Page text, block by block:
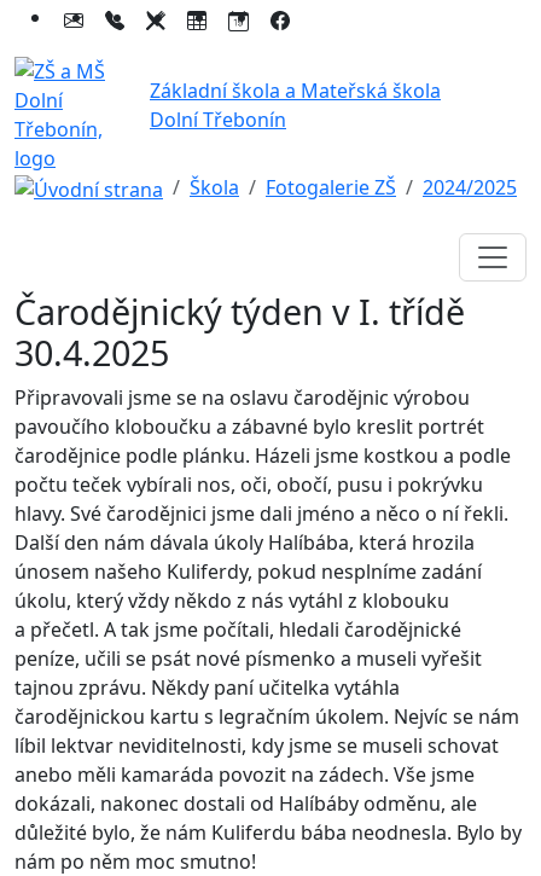
Základní škola a Mateřská škola
Dolní Třebonín
Škola Fotogalerie ZŠ 2024/2025
Čarodějnický týden v I. třídě
30.4.2025
Připravovali jsme se na oslavu čarodějnic výrobou
pavoučího kloboučku a zábavné bylo kreslit portrét
čarodějnice podle plánku. Házeli jsme kostkou a podle
počtu teček vybírali nos, oči, obočí, pusu i pokrývku
hlavy. Své čarodějnici jsme dali jméno a něco o ní řekli.
Další den nám dávala úkoly Halíbába, která hrozila
únosem našeho Kuliferdy, pokud nesplníme zadání
úkolu, který vždy někdo z nás vytáhl z klobouku
a přečetl. A tak jsme počítali, hledali čarodějnické
peníze, učili se psát nové písmenko a museli vyřešit
tajnou zprávu. Někdy paní učitelka vytáhla
čarodějnickou kartu s legračním úkolem. Nejvíc se nám
líbil lektvar neviditelnosti, kdy jsme se museli schovat
anebo měli kamaráda povozit na zádech. Vše jsme
dokázali, nakonec dostali od Halíbáby odměnu, ale
důležité bylo, že nám Kuliferdu bába neodnesla. Bylo by
nám po něm moc smutno!